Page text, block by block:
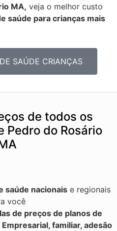
MA, veja o melhor custo
saúde para crianças mais
SAÚDE CRIANÇAS
de todos os
Pedro do Rosário
saúde nacionaise regionais
você
de preços de planos de
familiar, adesão